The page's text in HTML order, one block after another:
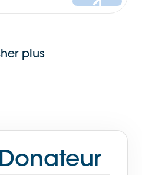
plus